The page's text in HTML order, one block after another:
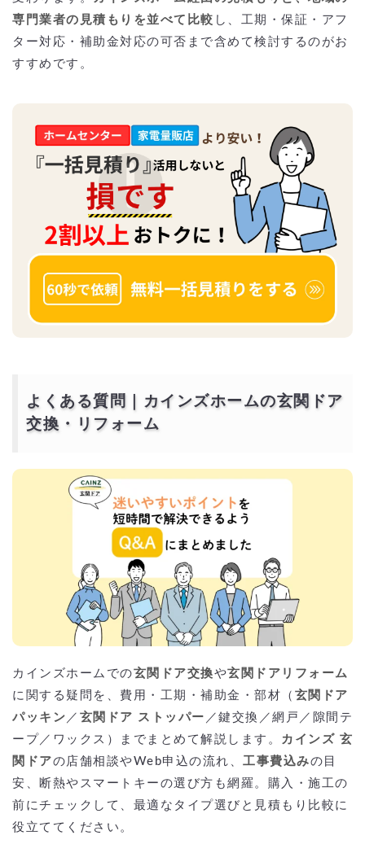
専門業者の見積もりを並べて比較 し、工期・保証・アフ
ター対応・補助金対応の可否まで含めて検討するのがお
すすめです。
よくある質問｜カインズホームの玄関ドア
交換・リフォーム
カインズホームでの玄関ドア交換や玄関ドアリフォーム
に関する疑問を、費用・工期・補助金・部材（ 玄関ドア
パッキン ／ 玄関ドア ストッパー ／鍵交換／網戸／隙間テ
ープ／ワックス）までまとめて解説します。 カインズ 玄
関ドアの店舗相談やWeb申込の流れ、 工事費込みの目
安、断熱やスマートキーの選び方も網羅。購入・施工の
前にチェックして、最適なタイプ選びと見積もり比較に
役立ててください。